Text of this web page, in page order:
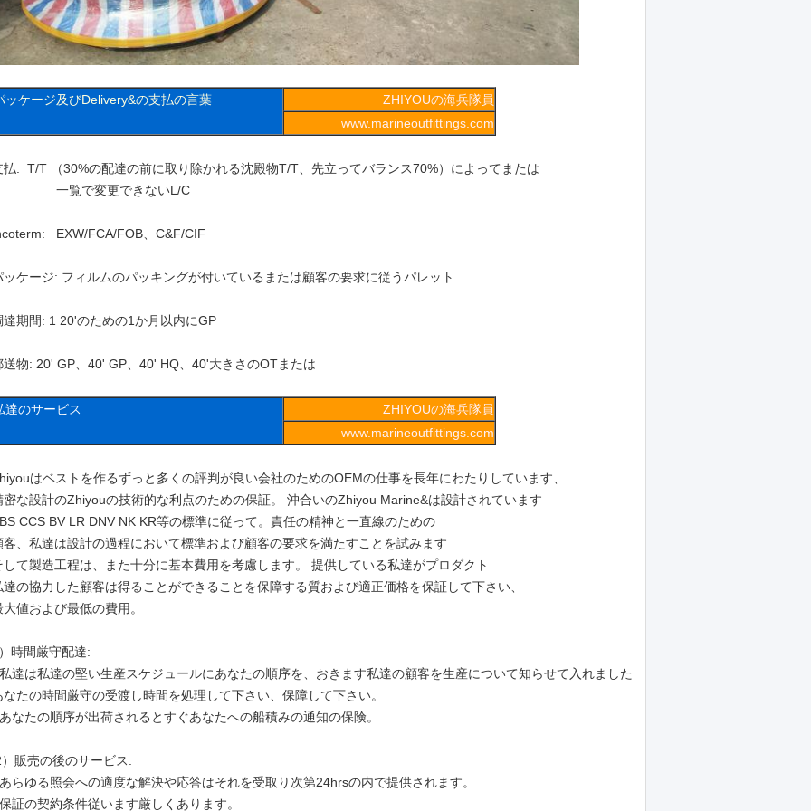
ッケージ及びDelivery&の支払の言葉
ZHIYOUの海兵隊員
www.marineoutfittings.com
払: T/T （30%の配達の前に取り除かれる沈殿物T/T、先立ってバランス70%）によってまたは
覧で変更できないL/C
EXW/FCA/FOB、C&F/CIF
ッケージ: フィルムのパッキングが付いているまたは顧客の要求に従うパレット
達期間: 1 20'のための1か月以内にGP
送物: 20' GP、40' GP、40' HQ、40'大きさのOTまたは
達のサービス
ZHIYOUの海兵隊員
www.marineoutfittings.com
はベストを作るずっと多くの評判が良い会社のためのOEMの仕事を長年にわたりしています、
密な設計のZhiyouの技術的な利点のための保証。 沖合いのZhiyou Marine&は設計されています
CCS BV LR DNV NK KR等の標準に従って。責任の精神と一直線のための
客、私達は設計の過程において標準および顧客の要求を満たすことを試みます
して製造工程は、また十分に基本費用を考慮します。 提供している私達がプロダクト
達の協力した顧客は得ることができることを保障する質および適正価格を保証して下さい、
大値および最低の費用。
時間厳守配達:
達は私達の堅い生産スケジュールにあなたの順序を、おきます私達の顧客を生産について知らせて入れました
なたの時間厳守の受渡し時間を処理して下さい、保障して下さい。
なたの順序が出荷されるとすぐあなたへの船積みの通知の保険。
販売の後のサービス:
らゆる照会への適度な解決や応答はそれを受取り次第24hrsの内で提供されます。
証の契約条件従います厳しくあります。